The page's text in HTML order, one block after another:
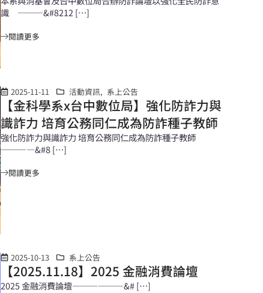
識 ———&#8212 […]
閱讀更多
2025-11-11 活動資訊, 系上公告
【金科學系x台中數位局】強化防詐力與
識詐力 培育公務同仁成為防詐種子教師
強化防詐力與識詐力 培育公務同仁成為防詐種子教師
————&#8 […]
閱讀更多
2025-10-13 系上公告
【2025.11.18】2025 金融消費論壇
2025 金融消費論壇——————&# […]